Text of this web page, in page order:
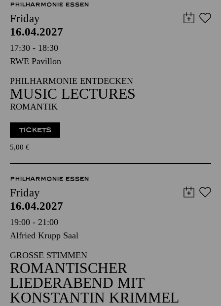
PHILHARMONIE ESSEN
Friday
16.04.2027
17:30 - 18:30
RWE Pavillon
PHILHARMONIE ENTDECKEN
MUSIC LECTURES
ROMANTIK
TICKETS
5,00 €
PHILHARMONIE ESSEN
Friday
16.04.2027
19:00 - 21:00
Alfried Krupp Saal
GROSSE STIMMEN
ROMANTISCHER
LIEDERABEND MIT
KONSTANTIN KRIMMEL